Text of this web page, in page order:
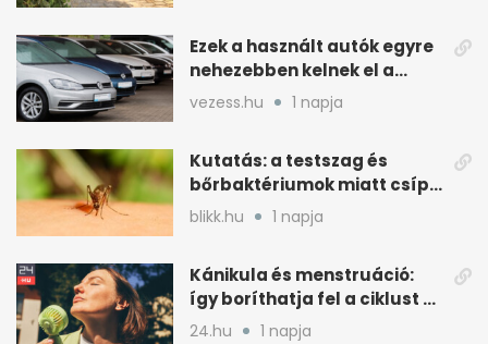
Ezek a használt autók egyre
nehezebben kelnek el a
magyar piacon
vezess.hu 1 napja
Kutatás: a testszag és
bőrbaktériumok miatt csípik
inkább a szúnyogok
blikk.hu 1 napja
Kánikula és menstruáció:
így boríthatja fel a ciklust a
hőség
24.hu 1 napja